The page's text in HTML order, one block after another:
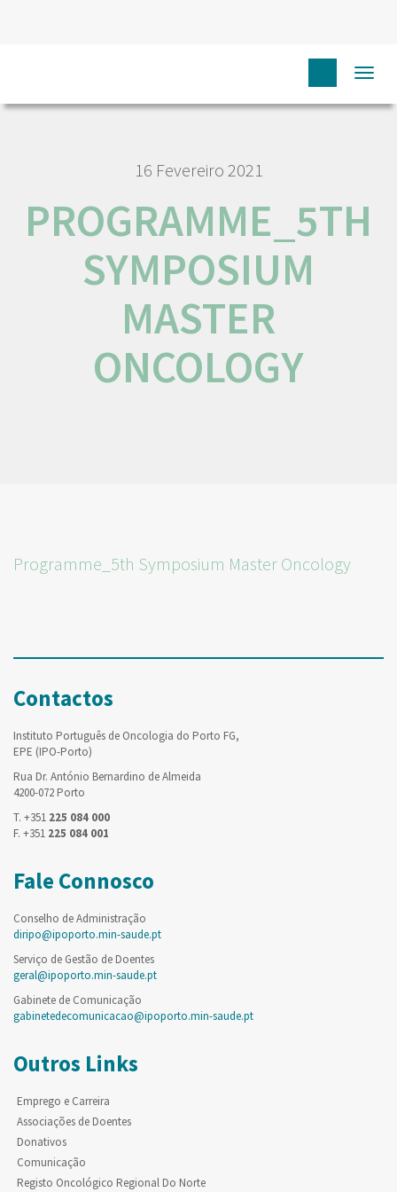
PROGRAMME_5TH SYMPOSIUM MASTER ONCOLOGY
16 Fevereiro 2021
PROGRAMME_5TH
SYMPOSIUM
MASTER
ONCOLOGY
Programme_5th Symposium Master Oncology
Contactos
Instituto Português de Oncologia do Porto FG,
EPE (IPO-Porto)
Rua Dr. António Bernardino de Almeida
4200-072 Porto
T. +351 225 084 000
F. +351 225 084 001
Fale Connosco
Conselho de Administração
diripo@ipoporto.min-saude.pt
Serviço de Gestão de Doentes
geral@ipoporto.min-saude.pt
Gabinete de Comunicação
gabinetedecomunicacao@ipoporto.min-saude.pt
Outros Links
Emprego e Carreira
Associações de Doentes
Donativos
Comunicação
Registo Oncológico Regional Do Norte